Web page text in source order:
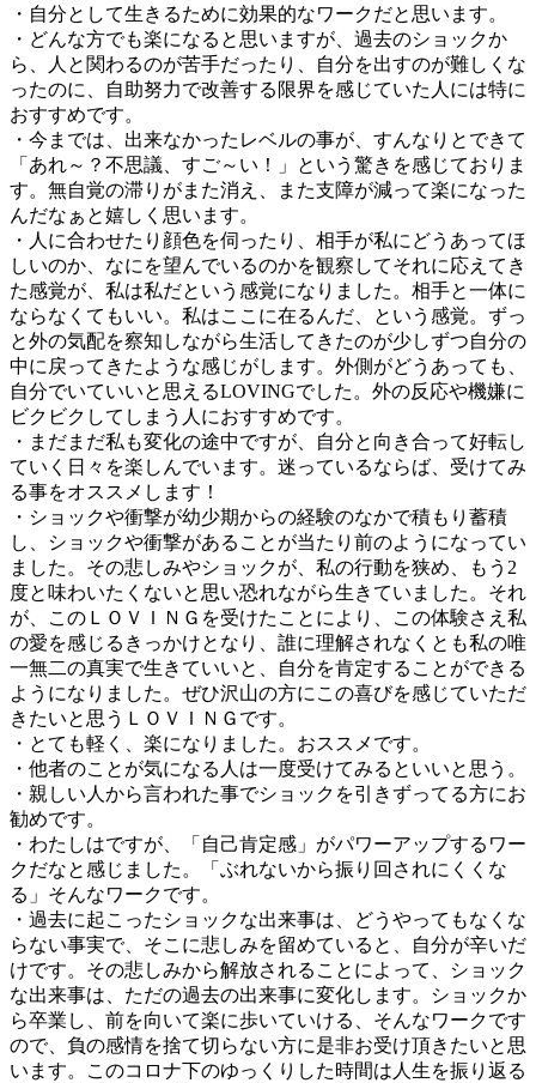
・自分として生きるために効果的なワークだと思います。
・どんな方でも楽になると思いますが、過去のショックか
ら、人と関わるのが苦手だったり、自分を出すのが難しくな
ったのに、自助努力で改善する限界を感じていた人には特に
おすすめです。
・今までは、出来なかったレベルの事が、すんなりとできて
「あれ～？不思議、すご～い！」という驚きを感じておりま
す。無自覚の滞りがまた消え、また支障が減って楽になった
んだなぁと嬉しく思います。
・人に合わせたり顔色を伺ったり、相手が私にどうあってほ
しいのか、なにを望んでいるのかを観察してそれに応えてき
た感覚が、私は私だという感覚になりました。相手と一体に
ならなくてもいい。私はここに在るんだ、という感覚。ずっ
と外の気配を察知しながら生活してきたのが少しずつ自分の
中に戻ってきたような感じがします。外側がどうあっても、
自分でいていいと思えるLOVINGでした。外の反応や機嫌に
ビクビクしてしまう人におすすめです。
・まだまだ私も変化の途中ですが、自分と向き合って好転し
ていく日々を楽しんでいます。迷っているならば、受けてみ
る事をオススメします！
・ショックや衝撃が幼少期からの経験のなかで積もり蓄積
し、ショックや衝撃があることが当たり前のようになってい
ました。その悲しみやショックが、私の行動を狭め、もう2
度と味わいたくないと思い恐れながら生きていました。それ
が、このＬＯＶＩＮＧを受けたことにより、この体験さえ私
の愛を感じるきっかけとなり、誰に理解されなくとも私の唯
一無二の真実で生きていいと、自分を肯定することができる
ようになりました。ぜひ沢山の方にこの喜びを感じていただ
きたいと思うＬＯＶＩＮＧです。
・とても軽く、楽になりました。おススメです。
・他者のことが気になる人は一度受けてみるといいと思う。
・親しい人から言われた事でショックを引きずってる方にお
勧めです。
・わたしはですが、「自己肯定感」がパワーアップするワー
クだなと感じました。「ぶれないから振り回されにくくな
る」そんなワークです。
・過去に起こったショックな出来事は、どうやってもなくな
らない事実で、そこに悲しみを留めていると、自分が辛いだ
けです。その悲しみから解放されることによって、ショック
な出来事は、ただの過去の出来事に変化します。ショックか
ら卒業し、前を向いて楽に歩いていける、そんなワークです
ので、負の感情を捨て切らない方に是非お受け頂きたいと思
います。このコロナ下のゆっくりした時間は人生を振り返る